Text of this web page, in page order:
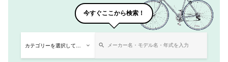
今すぐここから検索！